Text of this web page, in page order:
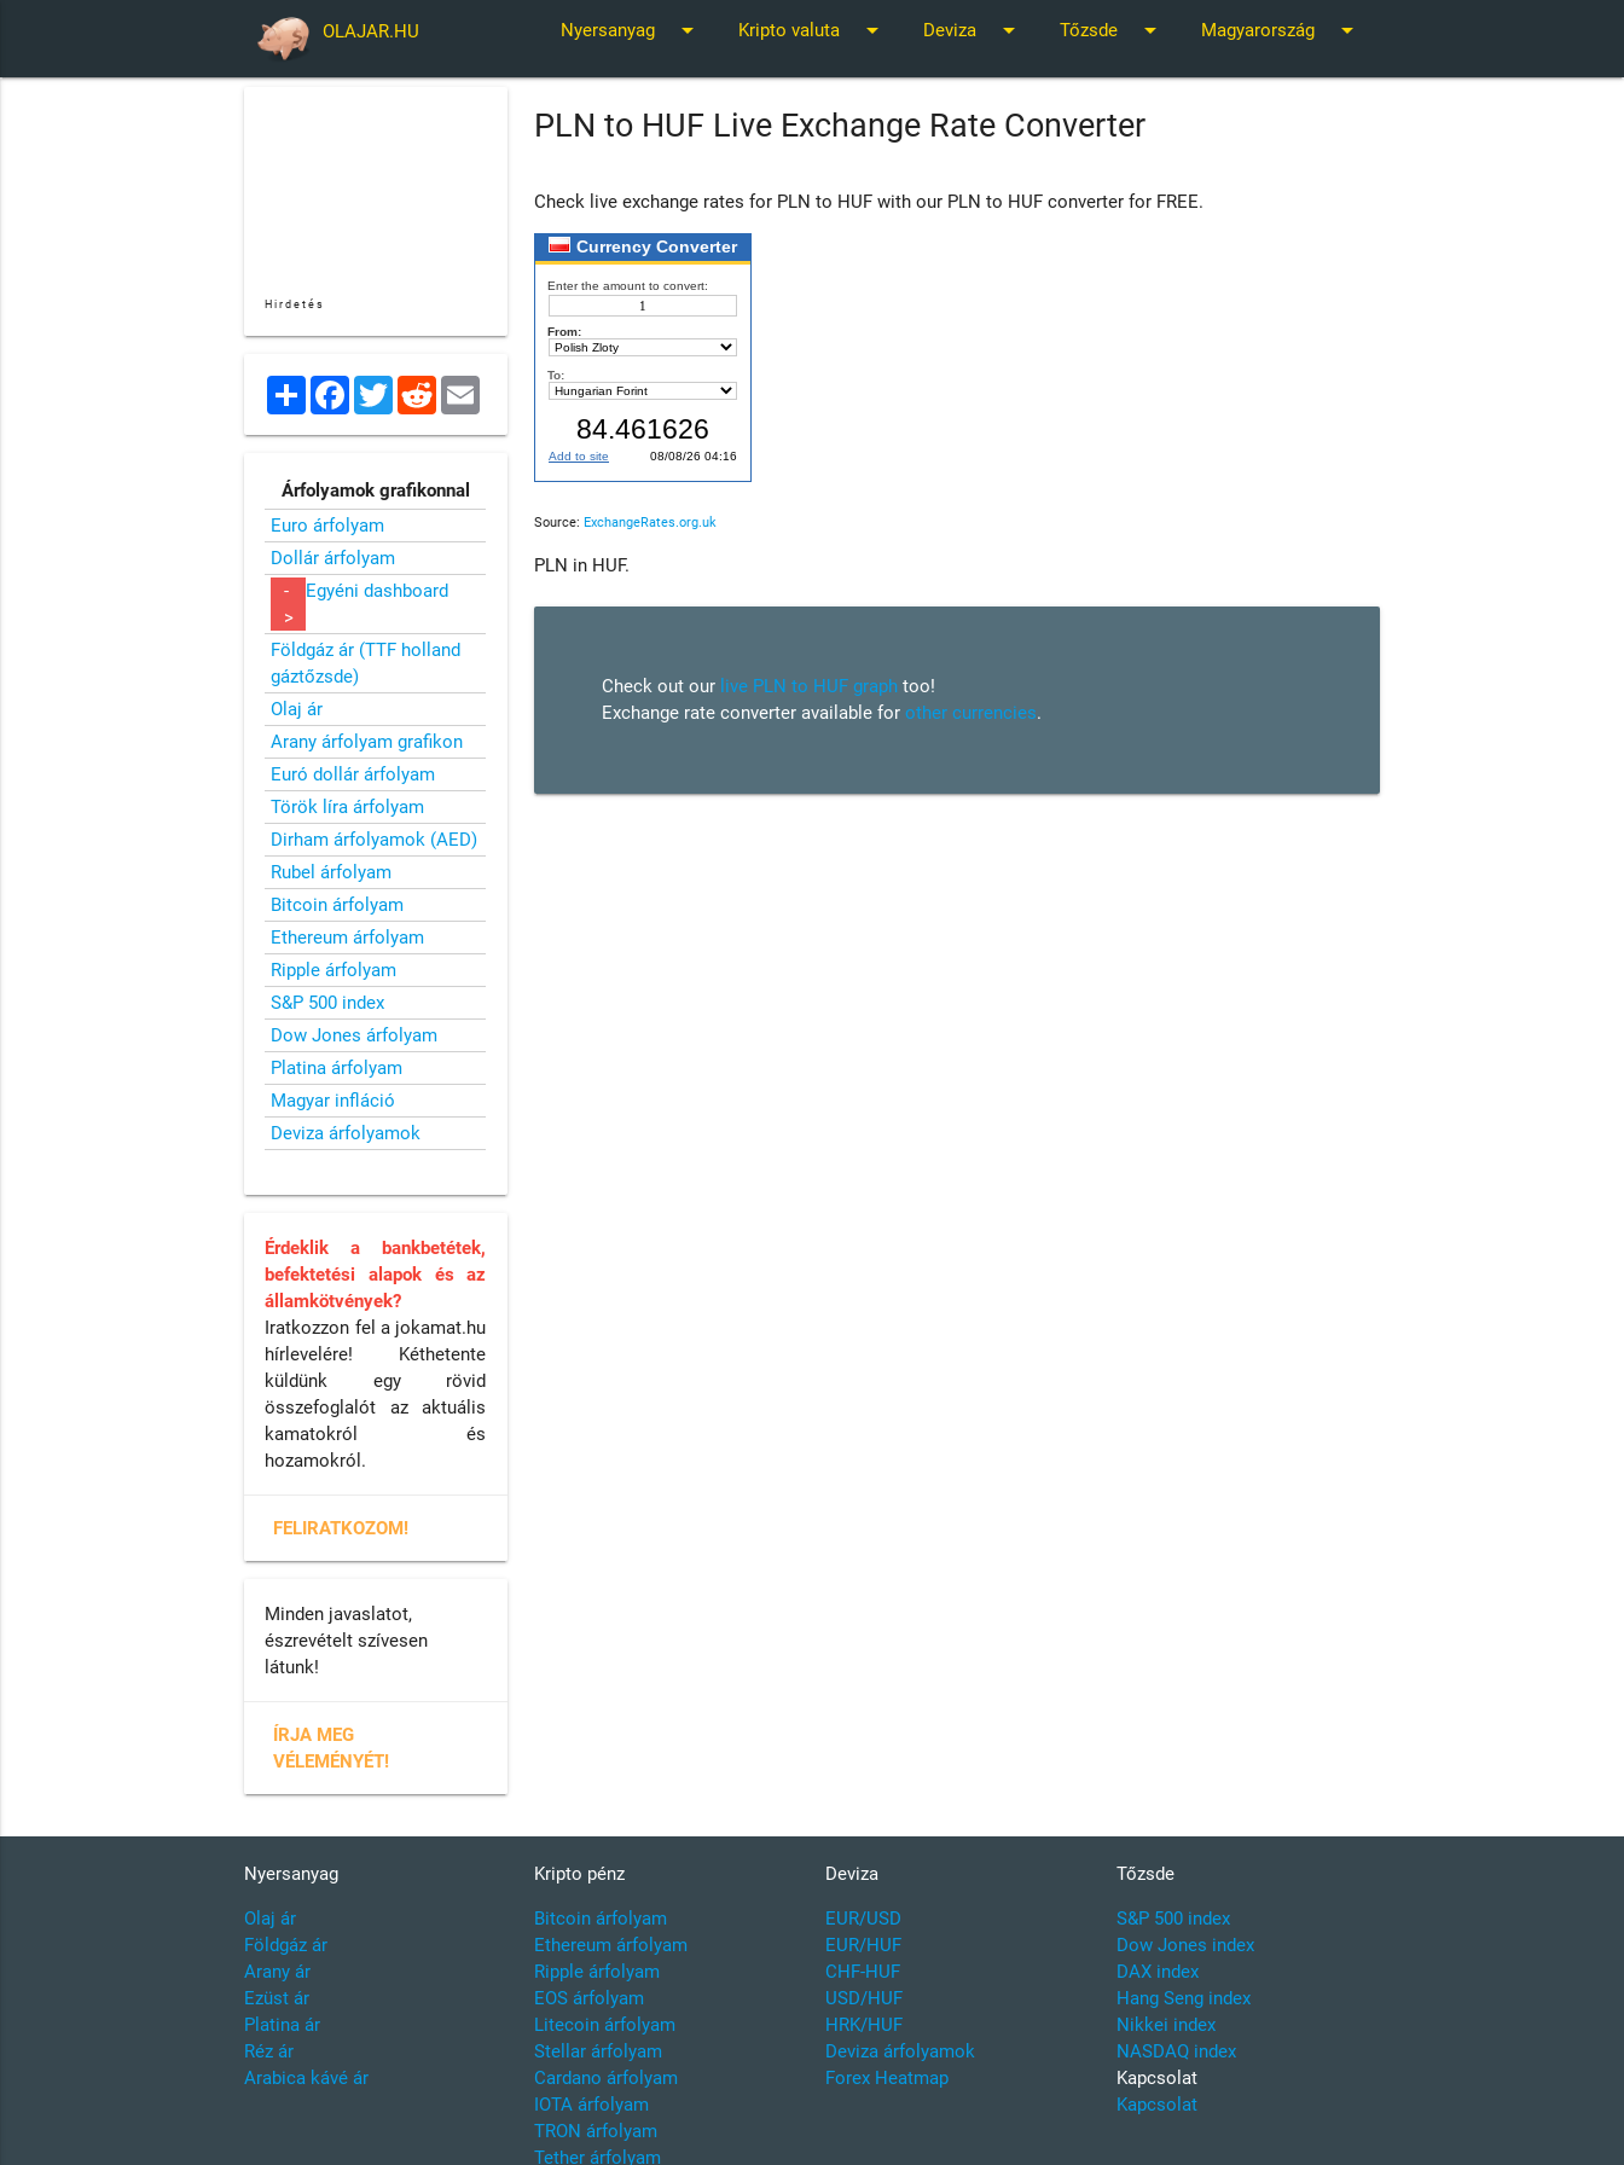
OLAJAR.HU Nyersanyag arrow_drop_down Kripto valuta arrow_drop_down Deviza arrow_drop_down Tőzsde arrow_drop_down Magyarország arrow_drop_down
PLN to HUF Live Exchange Rate Converter
Check live exchange rates for PLN to HUF with our PLN to HUF converter for FREE.
Source:ExchangeRates.org.uk
PLN in HUF.
Check out our live PLN to HUF graph too!
Exchange rate converter available forother currencies.
Hirdetés
Share Facebook
TwitterReddit
Árfolyamok grafikonnal
Euro árfolyam
Dollár árfolyam
-
>
Egyéni dashboard
Földgáz ár (TTF holland
gáztőzsde)
Olaj ár
Arany árfolyam grafikon
Euró dollár árfolyam
Török líra árfolyam
Dirham árfolyamok (AED)
Rubel árfolyam
Bitcoin árfolyam
Ethereum árfolyam
Ripple árfolyam
S&P 500 index
Dow Jones árfolyam
Platina árfolyam
Magyar infláció
Deviza árfolyamok
Érdeklik a bankbetétek,
befektetési alapok és az
államkötvények?
Iratkozzon fel a jokamat.hu
hírlevelére! Kéthetente
küldünk egy rövid
összefoglalót az aktuális
kamatokról és
hozamokról.
FELIRATKOZOM!
Minden javaslatot,
észrevételt szívesen
látunk!
ÍRJA MEG
VÉLEMÉNYÉT!
Nyersanyag
Olaj ár
Földgáz ár
Arany ár
Ezüst ár
Platina ár
Réz ár
Arabica kávé ár
Kripto pénz
Bitcoin árfolyam
Ethereum árfolyam
Ripple árfolyam
EOS árfolyam
Litecoin árfolyam
Stellar árfolyam
Cardano árfolyam
IOTA árfolyam
TRON árfolyam
Tether árfolyam
Deviza
EUR/USD
EUR/HUF
CHF-HUF
USD/HUF
HRK/HUF
Deviza árfolyamok
Forex Heatmap
Tőzsde
S&P 500 index
Dow Jones index
DAX index
Hang Seng index
Nikkei index
NASDAQ index
Kapcsolat
Kapcsolat